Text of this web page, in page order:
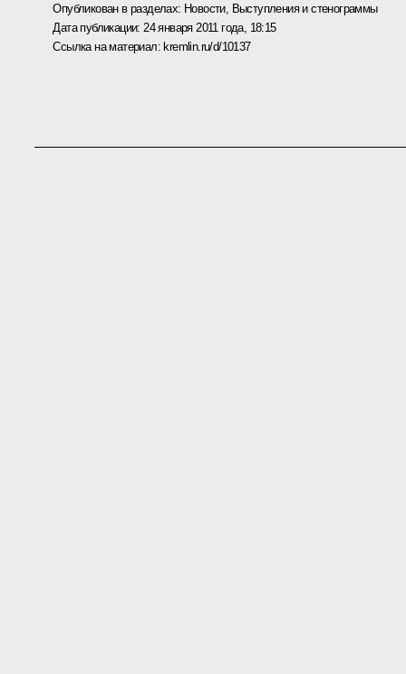
Опубликован в разделах: Новости, Выступления и стенограммы
Дата публикации: 24 января 2011 года, 18:15
Ссылка на материал: kremlin.ru/d/10137